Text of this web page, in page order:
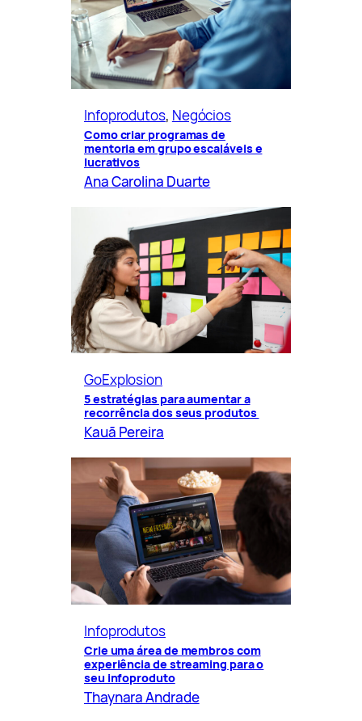
Infoprodutos, Negócios
Como criar programas de
mentoria em grupo escaláveis e
lucrativos
Ana Carolina Duarte
GoExplosion
5 estratégias para aumentar a
recorrência dos seus produtos
Kauã Pereira
Infoprodutos
Crie uma área de membros com
experiência de streaming para o
seu infoproduto
Thaynara Andrade